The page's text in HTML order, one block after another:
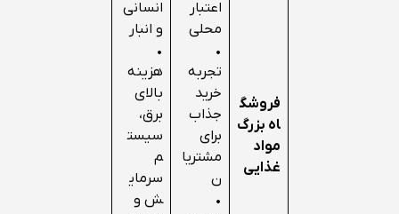
فروشگ
اه بزرگ
مواد
غذایی
اعتبار
محلی
•
تجربه
خرید
جذاب
برای
مشتریا
ن
•
انسانی
و انبار
•
هزینه
بالای
برق،
سیست
م
سرمای
ش و